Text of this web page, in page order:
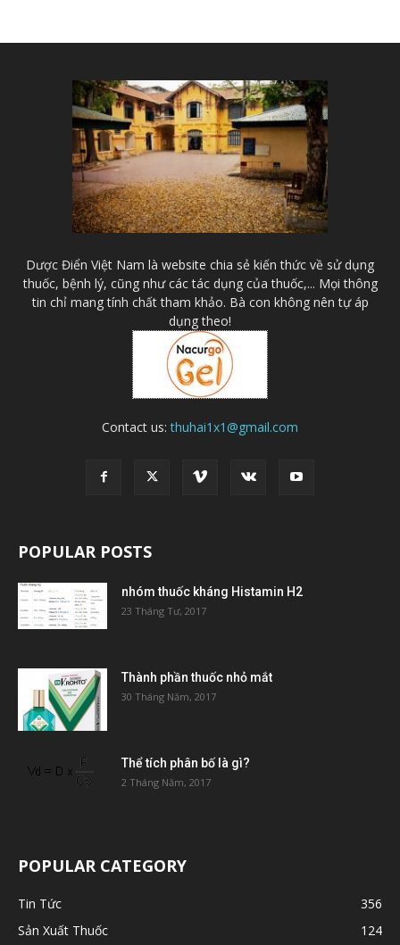
Dược Điển Việt Nam là website chia sẻ kiến thức về sử dụng
thuốc, bệnh lý, cũng như các tác dụng của thuốc,... Mọi thông
tin chỉ mang tính chất tham khảo. Bà con không nên tự áp
dụng theo!
Contact us:thuhai1x1@gmail.com
POPULAR POSTS
nhóm thuốc kháng Histamin H2
23 Tháng Tư, 2017
Thành phần thuốc nhỏ mắt
30 Tháng Năm, 2017
Thể tích phân bố là gì?
2 Tháng Năm, 2017
POPULAR CATEGORY
Tin Tức
356
Sản Xuất Thuốc
124